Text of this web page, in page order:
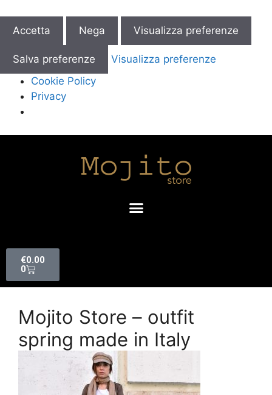
Accetta Nega Visualizza preferenze
Salva preferenze
Visualizza preferenze
Cookie Policy
Privacy
€0.00
0
Mojito Store – outfit
spring made in Italy